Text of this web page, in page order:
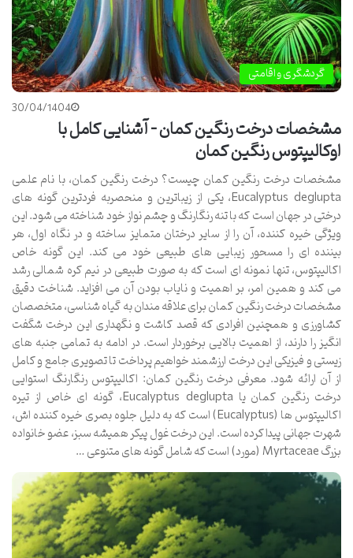
گردشگری و اقامتی
30/04/1404
مشخصات درخت رنگین کمان – آشنایی کامل با
اوکالیپتوس رنگین کمان
مشخصات درخت رنگین کمان چیست؟ درخت رنگین کمان، با نام علمی
Eucalyptus deglupta، یکی از زیباترین و منحصربه فردترین گونه های
درختی در جهان است که با تنه رنگارنگ و چشم نواز خود شناخته می شود. این
ویژگی خیره کننده، آن را از سایر درختان متمایز ساخته و در نگاه اول، هر
بیننده ای را مسحور زیبایی های طبیعی خود می کند. این گونه خاص
اکالیپتوس، تنها نمونه ای است که به صورت طبیعی در نیم کره شمالی رشد
می کند و همین امر، بر اهمیت و نایاب بودن آن می افزاید. شناخت دقیق
مشخصات درخت رنگین کمان برای علاقه مندان به گیاه شناسی، متخصصان
کشاورزی و همچنین افرادی که قصد کاشت و نگهداری این درخت شگفت
انگیز را دارند، از اهمیت بالایی برخوردار است. در ادامه به تمامی جنبه های
زیستی و فیزیکی این درخت ارزشمند خواهیم پرداخت تا تصویری جامع و کامل
از آن ارائه شود. معرفی درخت رنگین کمان: اکالیپتوس رنگارنگ استوایی
درخت رنگین کمان یا Eucalyptus deglupta، گونه ای خاص از تیره
اکالیپتوس ها (Eucalyptus) است که به دلیل جلوه بصری خیره کننده اش،
شهرت جهانی پیدا کرده است. این درخت غول پیکر همیشه سبز، عضو خانواده
بزرگ Myrtaceae (مورد) است که شامل گونه های متنوعی …